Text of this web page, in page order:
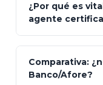
Seguros y
netWorth
¿Por qué es
agente
legalmente
Comparativa:
Banco/Afore?